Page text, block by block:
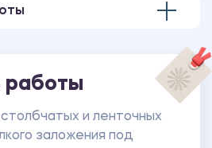
работы
и ленточных
заложения под